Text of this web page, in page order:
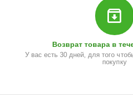
Возврат товара в
У вас есть 30 дней, для того
покупку